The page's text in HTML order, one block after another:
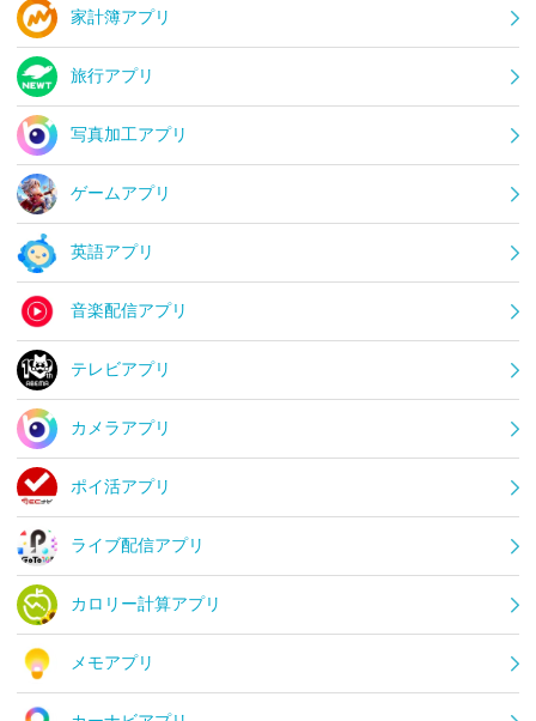
家計簿アプリ
旅行アプリ
写真加工アプリ
ゲームアプリ
英語アプリ
音楽配信アプリ
テレビアプリ
カメラアプリ
ポイ活アプリ
ライブ配信アプリ
カロリー計算アプリ
メモアプリ